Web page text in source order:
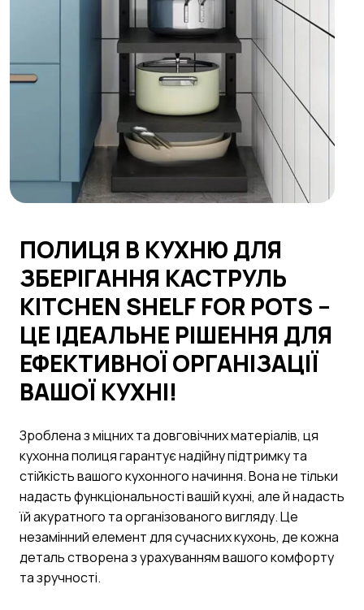
ПОЛИЦЯ В КУХНЮ ДЛЯ
ЗБЕРІГАННЯ КАСТРУЛЬ
KITCHEN SHELF FOR POTS –
ЦЕ ІДЕАЛЬНЕ РІШЕННЯ ДЛЯ
ЕФЕКТИВНОЇ ОРГАНІЗАЦІЇ
ВАШОЇ КУХНІ!
Зроблена з міцних та довговічних матеріалів, ця
кухонна полиця гарантує надійну підтримку та
стійкість вашого кухонного начиння. Вона не тільки
надасть функціональності вашій кухні, але й надасть
їй акуратного та організованого вигляду. Це
незамінний елемент для сучасних кухонь, де кожна
деталь створена з урахуванням вашого комфорту
та зручності.